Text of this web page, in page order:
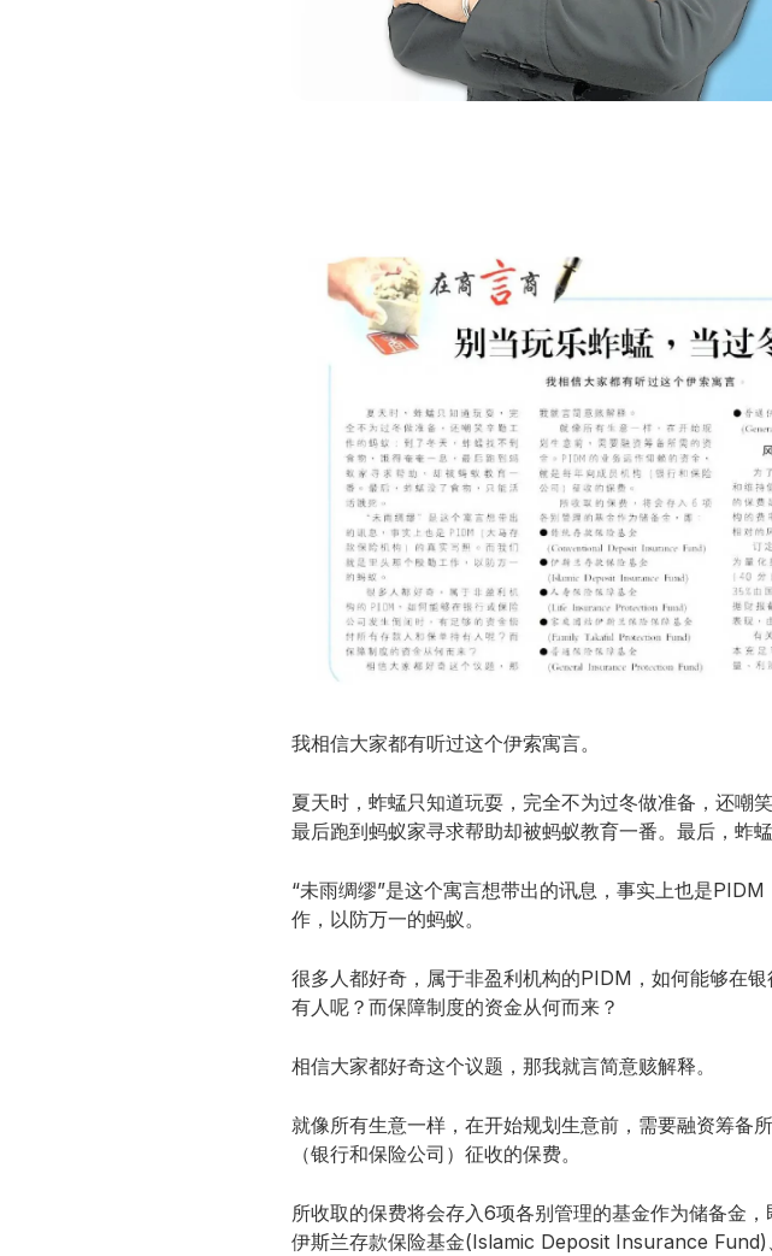
我相信大家都有听过这个伊索寓言。
夏天时，蚱蜢只知道玩耍，完全不为过冬做准备，还嘲
最后跑到蚂蚁家寻求帮助却被蚂蚁教育一番。最后，蚱
“未雨绸缪”是这个寓言想带出的讯息，事实上也是
作，以防万一的蚂蚁。
很多人都好奇，属于非盈利机构的PIDM，如何能够在
有人呢？而保障制度的资金从何而来？
相信大家都好奇这个议题，那我就言简意赅解释。
就像所有生意一样，在开始规划生意前，需要融资筹备
（银行和保险公司）征收的保费。
所收取的保费将会存入6项各别管理的基金作为储备金
伊斯兰存款保险基金(Islamic Deposit Insurance